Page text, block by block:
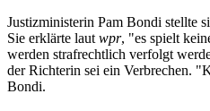
Justizministerin Pam Bondi stellte
Sie erklärte laut wpr, "es spielt
werden strafrechtlich verfolgt
der Richterin sei ein Verbrechen.
Bondi.